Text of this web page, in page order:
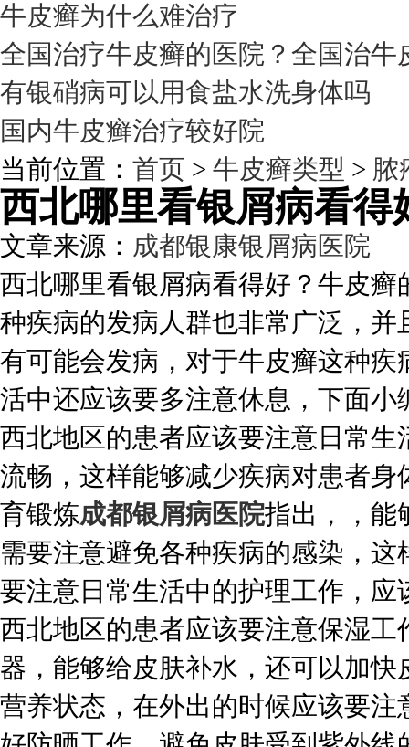
牛皮癣为什么难治疗
全国治疗牛皮癣的医院？全国治牛
有银硝病可以用食盐水洗身体吗
国内牛皮癣治疗较好院
当前位置： 首页 > 牛皮癣类型 > 脓
西北哪里看银屑病看得
文章来源： 成都银康银屑病医院
西北哪里看银屑病看得好？牛皮
种疾病的发病人群也非常广泛，
有可能会发病，对于牛皮癣这种
活中还应该要多注意休息，下面
西北地区的患者应该要注意日常
流畅，这样能够减少疾病对患者
育锻炼成都银屑病医院指出，，能
需要注意避免各种疾病的感染，
要注意日常生活中的护理工作，
西北地区的患者应该要注意保湿
器，能够给皮肤补水，还可以加
营养状态，在外出的时候应该要